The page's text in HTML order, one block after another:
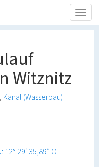
Witznitz
Kanal (Wasserbau)
12° 29′ 35,89″ O